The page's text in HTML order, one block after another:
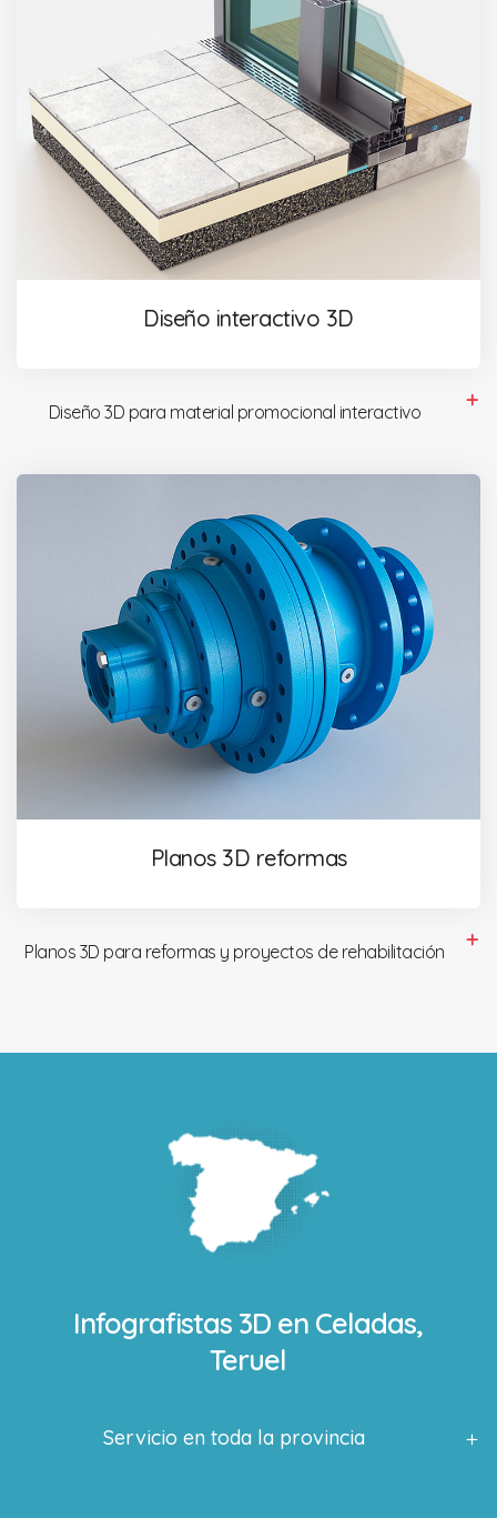
Diseño interactivo 3D
Diseño 3D para material promocional interactivo
Planos 3D reformas
Planos 3D para reformas y proyectos de rehabilitación
Infografistas 3D en Celadas,
Teruel
Servicio en toda la provincia